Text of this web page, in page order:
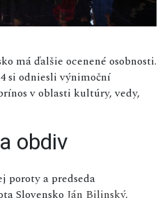
má ďalšie ocenené osobnosti.
si odniesli výnimoční
v oblasti kultúry, vedy,
obdiv
poroty a predseda
Slovensko Ján Bilinský,